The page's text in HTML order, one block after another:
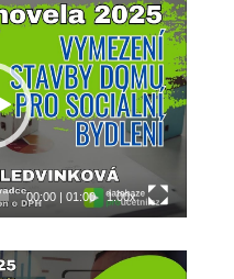
00:00 |01:00 1.00x